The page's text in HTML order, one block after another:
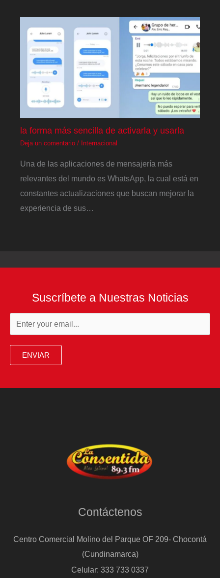
la forma más sencilla de activarla y usarla
Deja un comentario / Internacional
Una de las aplicaciones de mensajería más
relevantes del mundo es WhatsApp, la cual está en
constantes actualizaciones que buscan mejorar la
experiencia de sus…
Suscríbete a Nuestras Noticias
ENVIAR
Contáctenos
Centro Comercial Molino del Parque OF 209- Chocontá
(Cundinamarca)
Celular: 333 733 0337